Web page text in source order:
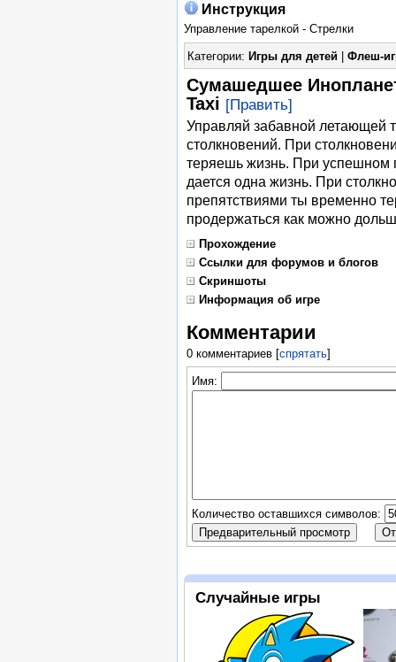
Инструкция
Управление тарелкой - Стрелки
Категории: Игры для детей Флеш-
Сумашедшее
Taxi [Править]
Управляй забавной летающей
столкновений. При
теряешь жизнь. При успешном
дается одна жизнь. При
препятствиями ты временно
продержаться как можно
Прохождение
Ссылки для форумов и блогов
Скриншоты
Информация об игре
Комментарии
0 комментариев[спрятать]
Имя:
Количество оставшихся символов:
Случайные игры